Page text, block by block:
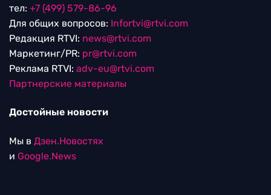
тел: +7 (499) 579-86-96
Для общих вопросов: Infortvi@rtvi.com
Редакция RTVI: news@rtvi.com
Маркетинг/PR: pr@rtvi.com
Реклама RTVI: adv-eu@rtvi.com
Партнерские материалы
Достойные новости
Мы в Дзен.Новостях
и Google.News